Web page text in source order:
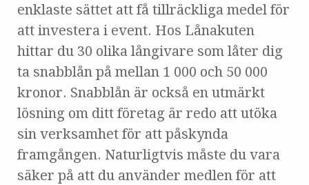
enklaste sättet att få tillräckliga medel för
att investera i event. Hos Lånakuten
hittar du 30 olika långivare som låter dig
ta snabblån på mellan 1 000 och 50 000
kronor. Snabblån är också en utmärkt
lösning om ditt företag är redo att utöka
sin verksamhet för att påskynda
framgången. Naturligtvis måste du vara
säker på att du använder medlen för att